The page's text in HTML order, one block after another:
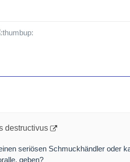
destructivus
seriösen Schmuckhändler oder
geben?